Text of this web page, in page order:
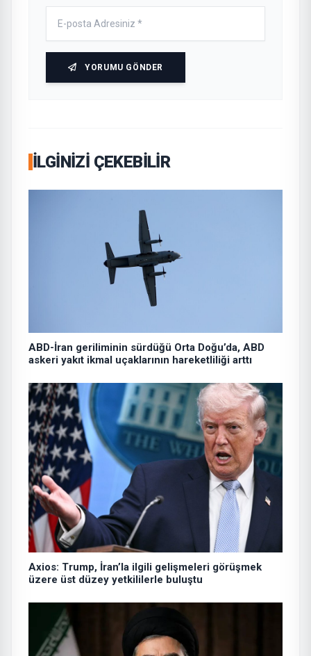
YORUMU GÖNDER
İLGINIZI ÇEKEBILIR
ABD-İran geriliminin sürdüğü Orta Doğu’da, ABD
askeri yakıt ikmal uçaklarının hareketliliği arttı
Axios: Trump, İran’la ilgili gelişmeleri görüşmek
üzere üst düzey yetkililerle buluştu